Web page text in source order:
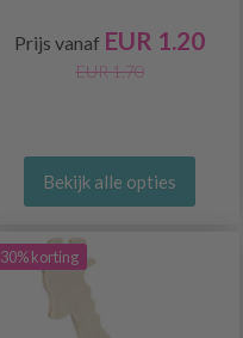
Prijs vanaf EUR 1.20
EUR 1.70
Bekijk alle opties
30% korting